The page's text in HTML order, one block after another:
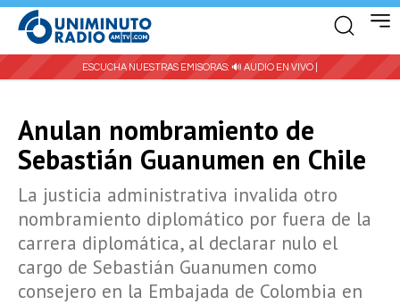
ESCUCHA NUESTRAS EMISORAS: 🔊 AUDIO EN VIVO |
Anulan nombramiento de
Sebastián Guanumen en Chile
La justicia administrativa invalida otro
nombramiento diplomático por fuera de la
carrera diplomática, al declarar nulo el
cargo de Sebastián Guanumen como
consejero en la Embajada de Colombia en